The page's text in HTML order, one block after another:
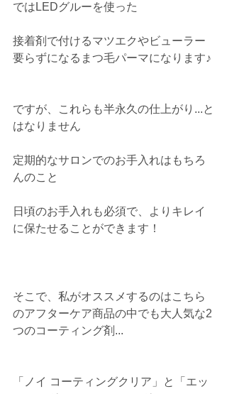
ではLEDグルーを使った
接着剤で付けるマツエクやビューラー
要らずになるまつ毛パーマになります♪
ですが、これらも半永久の仕上がり...と
はなりません
定期的なサロンでのお手入れはもちろ
んのこと
日頃のお手入れも必須で、よりキレイ
に保たせることができます！
そこで、私がオススメするのはこちら
のアフターケア商品の中でも大人気な2
つのコーティング剤...
「ノイ コーティングクリア」と「エッ